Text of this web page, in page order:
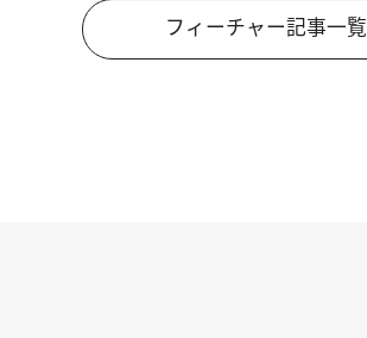
フィーチャー記事一覧